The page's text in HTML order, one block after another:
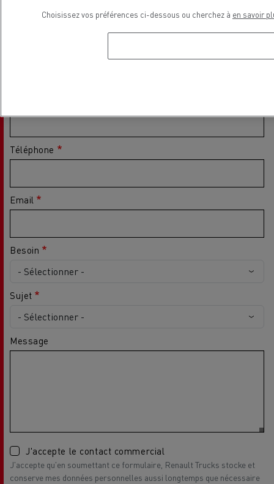
Téléphone
Email
Besoin
Sujet
Message
J'accepte le contact commercial
J'accepte qu'en soumettant ce formulaire, Renault Trucks stocke et
conserve mes données personnelles aussi longtemps que nécessaire
Choisissez vos préférences ci-dessous ou cherchez à en savoir